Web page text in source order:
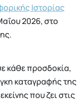
Ιστορίας
2026, στο
κάθε προσδοκία,
καταγραφής της
που ζει στις